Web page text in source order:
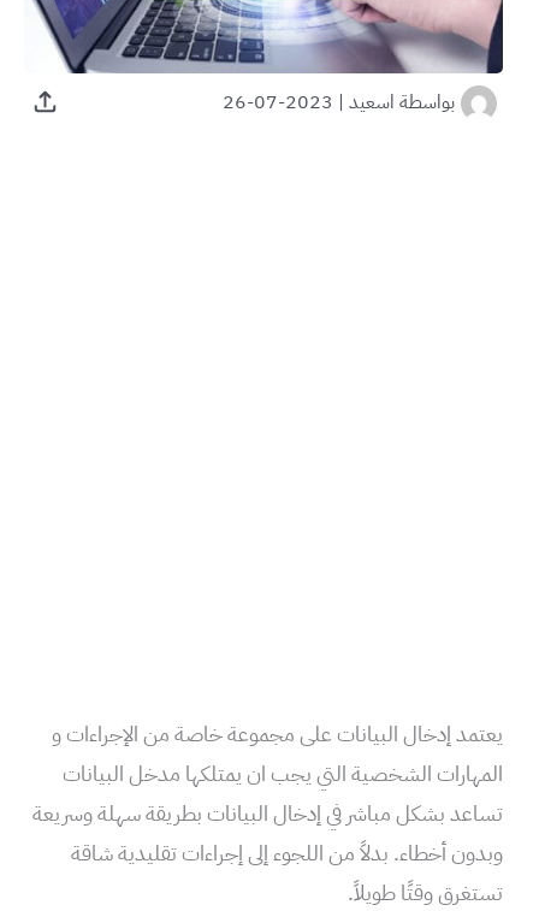
بواسطة اسعيد |
2023-07-26
يعتمد إدخال البيانات على مجموعة خاصة من الإجراءات و
المهارات الشخصية التي يجب ان يمتلكها مدخل البيانات
تساعد بشكل مباشر في إدخال البيانات بطريقة سهلة وسريعة
وبدون أخطاء. بدلاً من اللجوء إلى إجراءات تقليدية شاقة
تستغرق وقتًا طويلاً.